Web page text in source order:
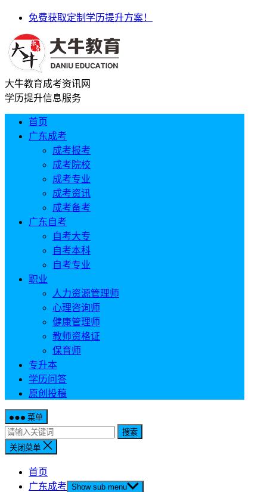
免费获取定制学历提升方案！
大牛教育成考资讯网
学历提升信息服务
首页
广东成考
成考报考
成考院校
成考专业
成考资讯
成考备考
广东自考
自考大专
自考本科
自考专业
职业
人力资源管理师
心理咨询师
健康管理师
教师资格证
保育师
专升本
学历问答
原创投稿
菜单
搜索
关闭菜单
首页
广东成考 Show sub menu